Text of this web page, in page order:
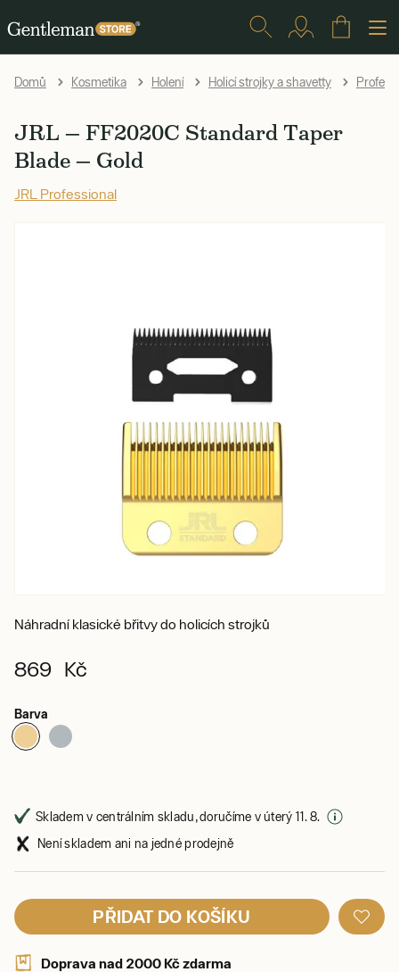
Domů Kosmetika Holení Holicí strojky a shavetty
JRL — FF2020C Standard Taper
Blade — Gold
JRL Professional
Náhradní klasické břitvy do holicích strojků
869 Kč
Barva
Skladem v centrálním skladu, doručíme v úterý 11. 8.
Není skladem ani na jedné prodejně
PŘIDAT DO KOŠÍKU
Doprava nad 2000 Kč zdarma